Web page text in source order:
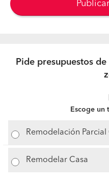
Pide presupuestos
Escoge un
Remodelación Parcial
Remodelar Casa